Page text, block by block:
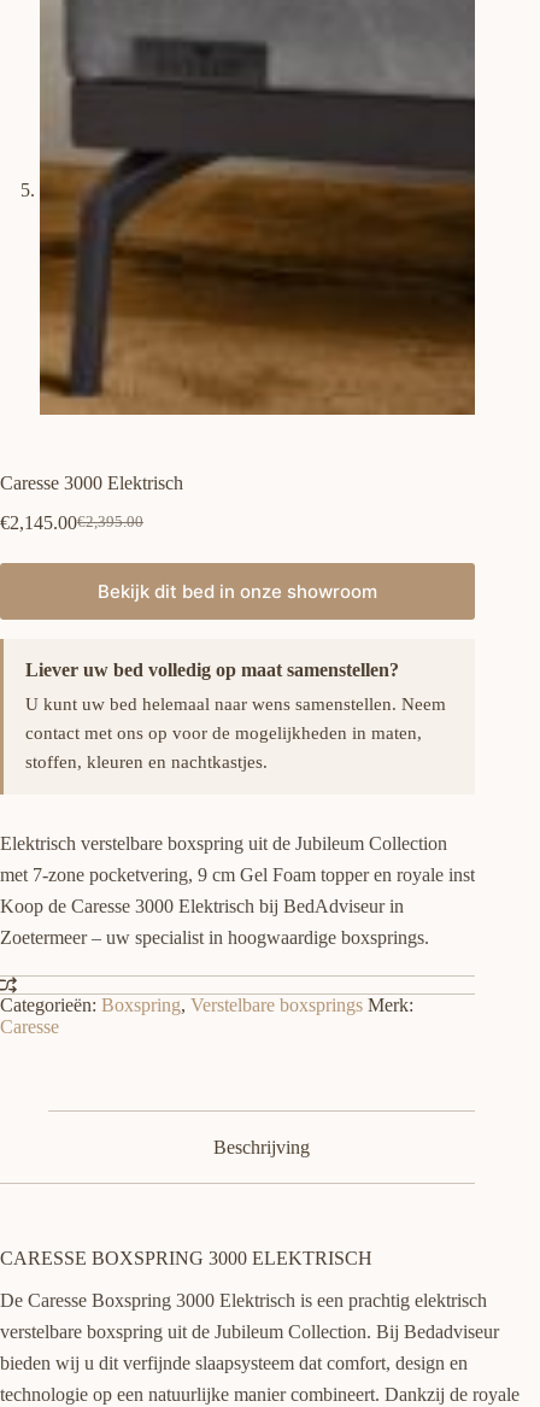
Caresse 3000 Elektrisch
€2,395.00
Oorspronkelijke
€2,395.00.
€2,145.00Huidige
€2,145.00.
Bekijk dit bed in onze showroom
Liever uw bed volledig op maat samenstellen?
U kunt uw bed helemaal naar wens samenstellen. Neem
contact met ons op voor de mogelijkheden in maten,
stoffen, kleuren en nachtkastjes.
Elektrisch verstelbare boxspring uit de Jubileum Collection
met 7-zone pocketvering, 9 cm Gel Foam topper en royale inst
Koop de Caresse 3000 Elektrisch bij BedAdviseur in
Zoetermeer – uw specialist in hoogwaardige boxsprings.
Categorieën: Boxspring, Verstelbare boxsprings Merk:
Caresse
Beschrijving
CARESSE BOXSPRING 3000 ELEKTRISCH
De Caresse Boxspring 3000 Elektrisch is een prachtig elektrisch
verstelbare boxspring uit de Jubileum Collection. Bij Bedadviseur
bieden wij u dit verfijnde slaapsysteem dat comfort, design en
technologie op een natuurlijke manier combineert. Dankzij de royale